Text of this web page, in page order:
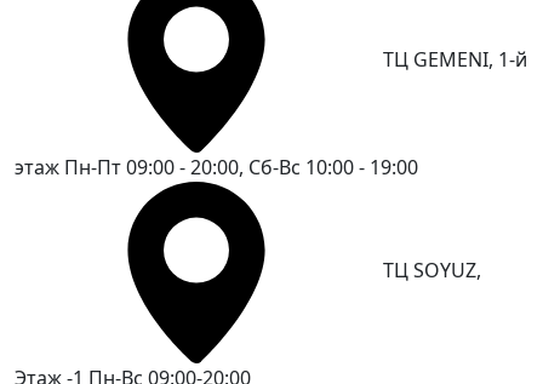
ТЦ GEMENI, 1-й
этаж Пн-Пт 09:00 - 20:00, Сб-Вс 10:00 - 19:00
ТЦ SOYUZ,
Этаж -1 Пн-Вс 09:00-20:00